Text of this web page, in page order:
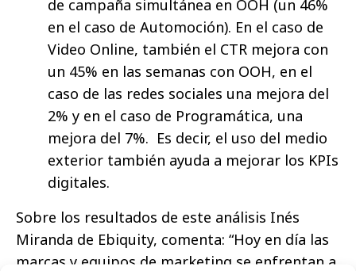
de campaña simultánea en OOH (un 46%
en el caso de Automoción). En el caso de
Video Online, también el CTR mejora con
un 45% en las semanas con OOH, en el
caso de las redes sociales una mejora del
2% y en el caso de Programática, una
mejora del 7%. Es decir, el uso del medio
exterior también ayuda a mejorar los KPIs
digitales.
Sobre los resultados de este análisis Inés
Miranda de Ebiquity, comenta: “Hoy en día las
marcas y equipos de marketing se enfrentan a